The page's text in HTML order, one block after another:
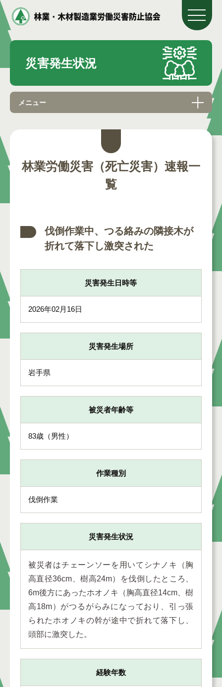
災害発生状況
メニュー
林業労働災害（死亡災害）速報一
覧
伐倒作業中、つる絡みの隣接木が
折れて落下し激突された
災害発生日時等
2026年02月16日
災害発生場所
岩手県
被災者年齢等
83歳（男性）
作業種別
伐倒作業
災害発生状況
被災者はチェーンソーを用いてシナノキ（胸
高直径36cm、樹高24m）を伐倒したところ、
6m後方にあったホオノキ（胸高直径14cm、樹
高18m）がつるがらみになっており、引っ張
られたホオノキの幹が途中で折れて落下し、
頭部に激突した。
経験年数